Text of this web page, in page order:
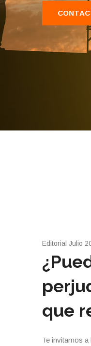
CONTAC
Editorial Julio
que
Te invitamos a